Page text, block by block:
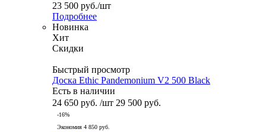
23 500 руб./шт
Подробнее
Новинка
Хит
Скидки
Быстрый просмотр
Доска Ethic Pandemonium V2 500 Black
Есть в наличии
24 650 руб. /шт 29 500 руб.
-16%
Экономия 4 850 руб.